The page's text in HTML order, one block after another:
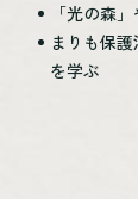
「光の森
まりも保
を学ぶ